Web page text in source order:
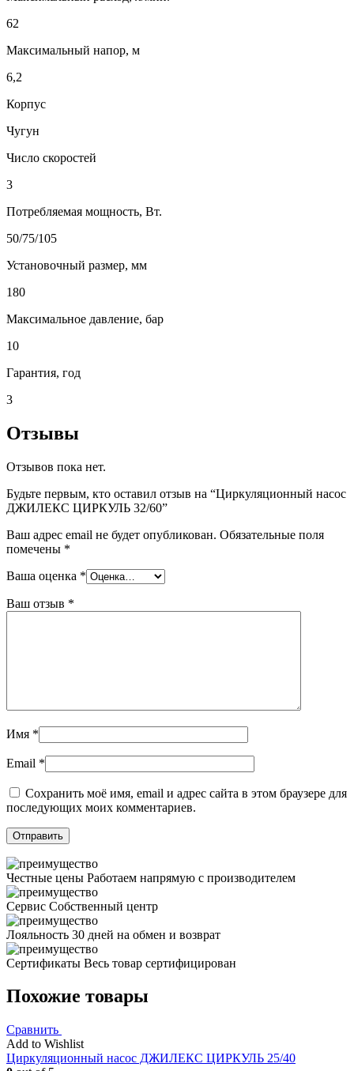
62
Максимальный напор, м
6,2
Корпус
Чугун
Число скоростей
3
Потребляемая мощность, Вт.
50/75/105
Установочный размер, мм
180
Максимальное давление, бар
10
Гарантия, год
3
Отзывы
Отзывов пока нет.
Будьте первым, кто оставил отзыв на “Циркуляционный насос
ДЖИЛЕКС ЦИРКУЛЬ 32/60”
Ваш адрес email не будет опубликован. Обязательные поля
помечены *
Ваша оценка *
Ваш отзыв *
Имя *
Email *
Сохранить моё имя, email и адрес сайта в этом браузере для
последующих моих комментариев.
Честные цены Работаем напрямую с производителем
Сервис Собственный центр
Лояльность 30 дней на обмен и возврат
Сертификаты Весь товар сертифицирован
Похожие товары
Сравнить
Add to Wishlist
Циркуляционный насос ДЖИЛЕКС ЦИРКУЛЬ 25/40